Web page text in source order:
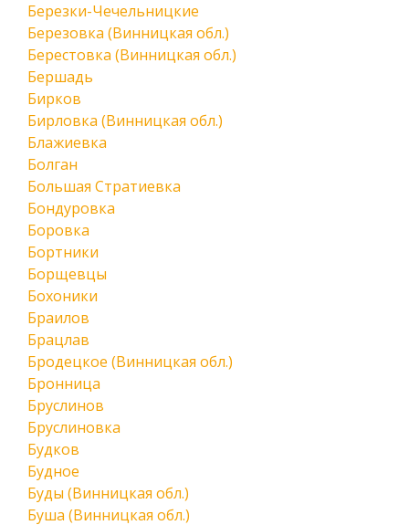
Березки-Чечельницкие
Березовка (Винницкая обл.)
Берестовка (Винницкая обл.)
Бершадь
Бирков
Бирловка (Винницкая обл.)
Блажиевка
Болган
Большая Стратиевка
Бондуровка
Боровка
Бортники
Борщевцы
Бохоники
Браилов
Брацлав
Бродецкое (Винницкая обл.)
Бронница
Бруслинов
Бруслиновка
Будков
Будное
Буды (Винницкая обл.)
Буша (Винницкая обл.)